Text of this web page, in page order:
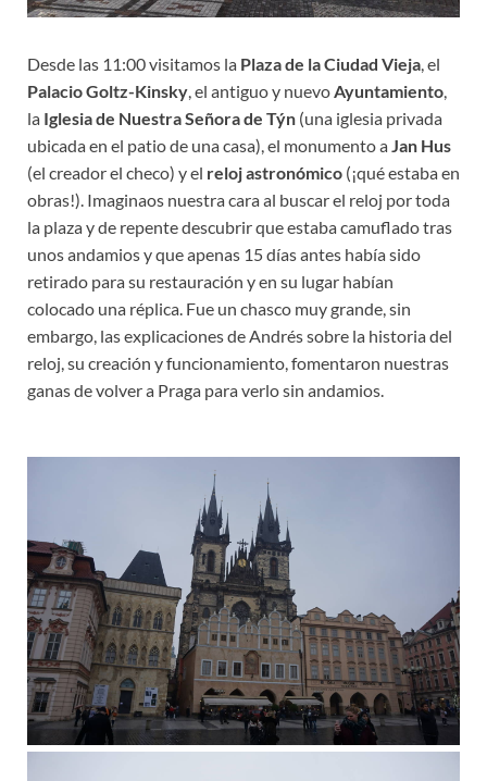
Desde las 11:00 visitamos la Plaza de la Ciudad Vieja, el
Palacio Goltz-Kinsky, el antiguo y nuevoAyuntamiento,
la Iglesia de Nuestra Señora de Týn (una iglesia privada
ubicada en el patio de una casa), el monumento aJan Hus
(el creador el checo) y el reloj astronómico (¡qué estaba en
obras!). Imaginaos nuestra cara al buscar el reloj por toda
la plaza y de repente descubrir que estaba camuflado tras
unos andamios y que apenas 15 días antes había sido
retirado para su restauración y en su lugar habían
colocado una réplica. Fue un chasco muy grande, sin
embargo, las explicaciones de Andrés sobre la historia del
reloj, su creación y funcionamiento, fomentaron nuestras
ganas de volver a Praga para verlo sin andamios.